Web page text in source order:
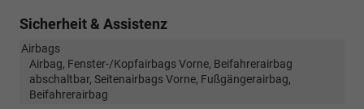
Sicherheit & Assistenz
Airbags
Airbag, Fenster-/Kopfairbags Vorne, Beifahrerairbag
abschaltbar, Seitenairbags Vorne, Fußgängerairbag,
Beifahrerairbag